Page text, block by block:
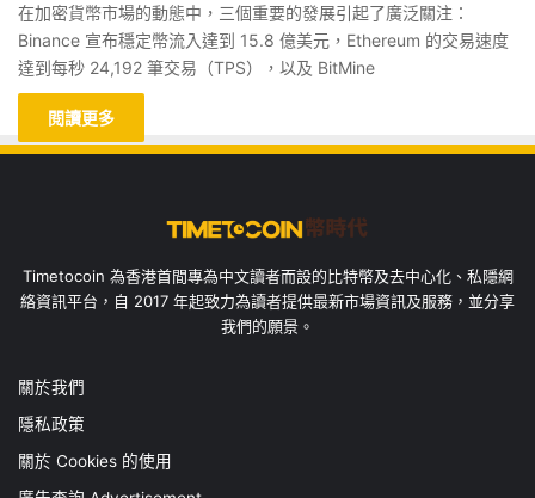
在加密貨幣市場的動態中，三個重要的發展引起了廣泛關注：
Binance 宣布穩定幣流入達到 15.8 億美元，Ethereum 的交易速度
達到每秒 24,192 筆交易（TPS），以及 BitMine
閱讀更多
Timetocoin 為香港首間專為中文讀者而設的比特幣及去中心化、私隱網
絡資訊平台，自 2017 年起致力為讀者提供最新市場資訊及服務，並分享
我們的願景。
關於我們
隱私政策
關於 Cookies 的使用